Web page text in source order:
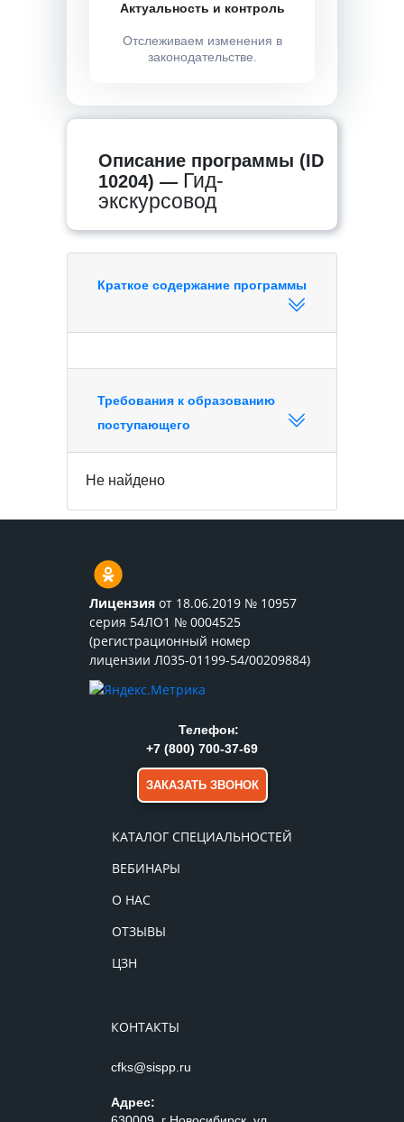
Актуальность и контроль
Отслеживаем изменения в
законодательстве.
Описание программы (ID
10204) — Гид-
экскурсовод
Краткое содержание программы
Требования к образованию
поступающего
Не найдено
Лицензия от 18.06.2019 № 10957
серия 54ЛО1 № 0004525
(регистрационный номер
лицензии Л035-01199-54/00209884)
КАТАЛОГ СПЕЦИАЛЬНОСТЕЙ
ВЕБИНАРЫ
О НАС
ОТЗЫВЫ
ЦЗН
КОНТАКТЫ
cfks@sispp.ru
Адрес:
Телефон:
+7 (800) 700-37-69
ЗАКАЗАТЬ ЗВОНОК